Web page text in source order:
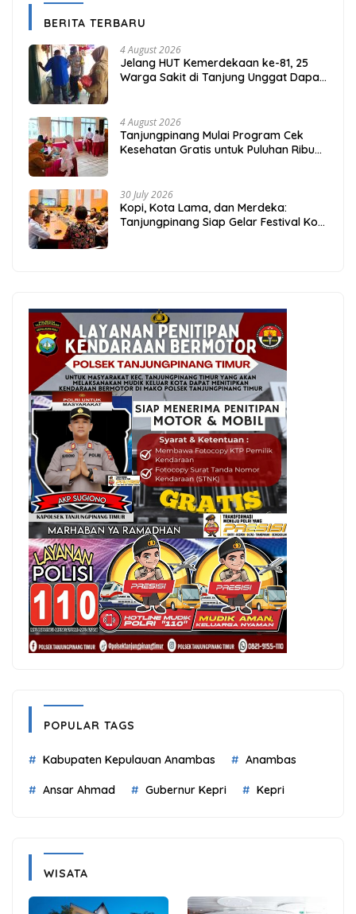
BERITA TERBARU
4 August 2026
Jelang HUT Kemerdekaan ke-81, 25
Warga Sakit di Tanjung Unggat Dapat
4 August 2026
Tanjungpinang Mulai Program Cek
Kesehatan Gratis untuk Puluhan Ribu
30 July 2026
Kopi, Kota Lama, dan Merdeka:
Tanjungpinang Siap Gelar Festival Kopi
POPULAR TAGS
Kabupaten Kepulauan Anambas Anambas
Ansar Ahmad Gubernur Kepri Kepri
WISATA